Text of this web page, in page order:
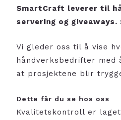
SmartCraft leverer til
servering og
Vi gleder oss til å vise
håndverksbedrifter med
at prosjektene blir
Dette får du se hos oss
Kvalitetskontroll er